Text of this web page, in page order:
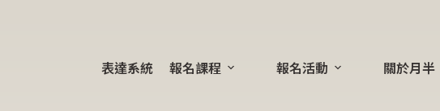
表達系統 報名課程 報名活動 關於月半